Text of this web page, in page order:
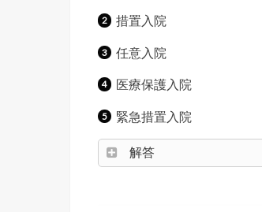
措置入院
任意入院
医療保護入院
緊急措置入院
解答